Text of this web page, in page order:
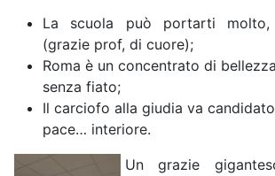
La scuola può portarti
(grazie prof, di cuore);
Roma è un concentrato di
senza fiato;
Il carciofo alla giudia va
pace… interiore.
Un grazie